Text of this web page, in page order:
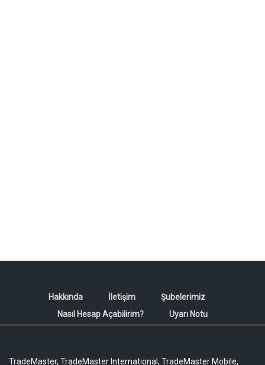
Hakkında İletişim
Şubelerimiz
Nasıl Hesap Açabilirim?
Uyarı Notu
TradeMaster, TradeMaster International, TradeMaster Mobile,